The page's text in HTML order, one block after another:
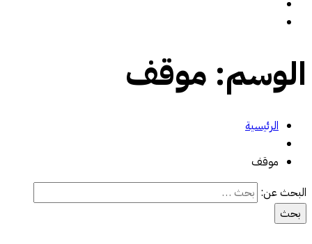
الوسم: موقف
الرئيسية
موقف
البحث عن: